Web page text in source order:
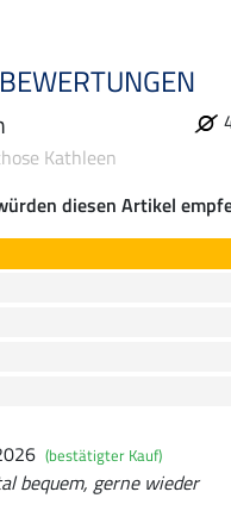
BEWERTUNGEN
Kathleen
diesen Artikel
(bestätigter Kauf)
bequem, gerne wieder